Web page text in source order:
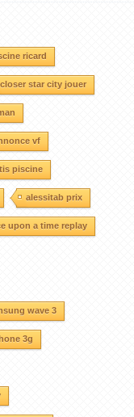
ricard
closer star city jouer
vf
piscine
alessitab prix
upon a time replay
wave 3
3g